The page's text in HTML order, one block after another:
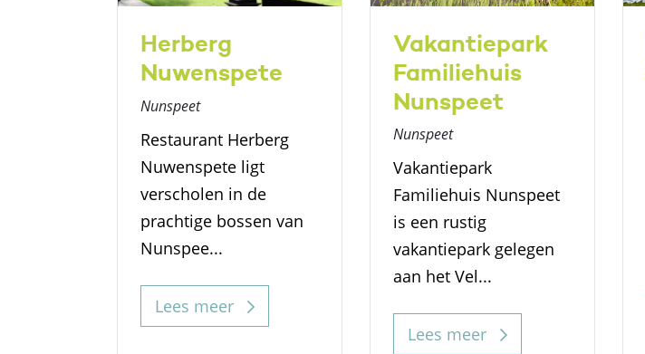
Herberg
Nuwenspete
Nunspeet
Restaurant Herberg
Nuwenspete ligt
verscholen in de
prachtige bossen van
Nunspee...
Lees meer
Vakantiepark
Familiehuis
Nunspeet
Nunspeet
Vakantiepark
Familiehuis Nunspeet
is een rustig
vakantiepark gelegen
aan het Vel...
Lees meer